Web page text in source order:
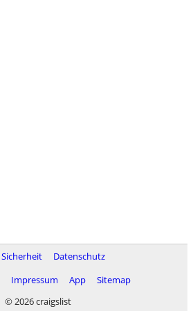
Sicherheit
Datenschutz
Impressum App
Sitemap
© 2026 craigslist